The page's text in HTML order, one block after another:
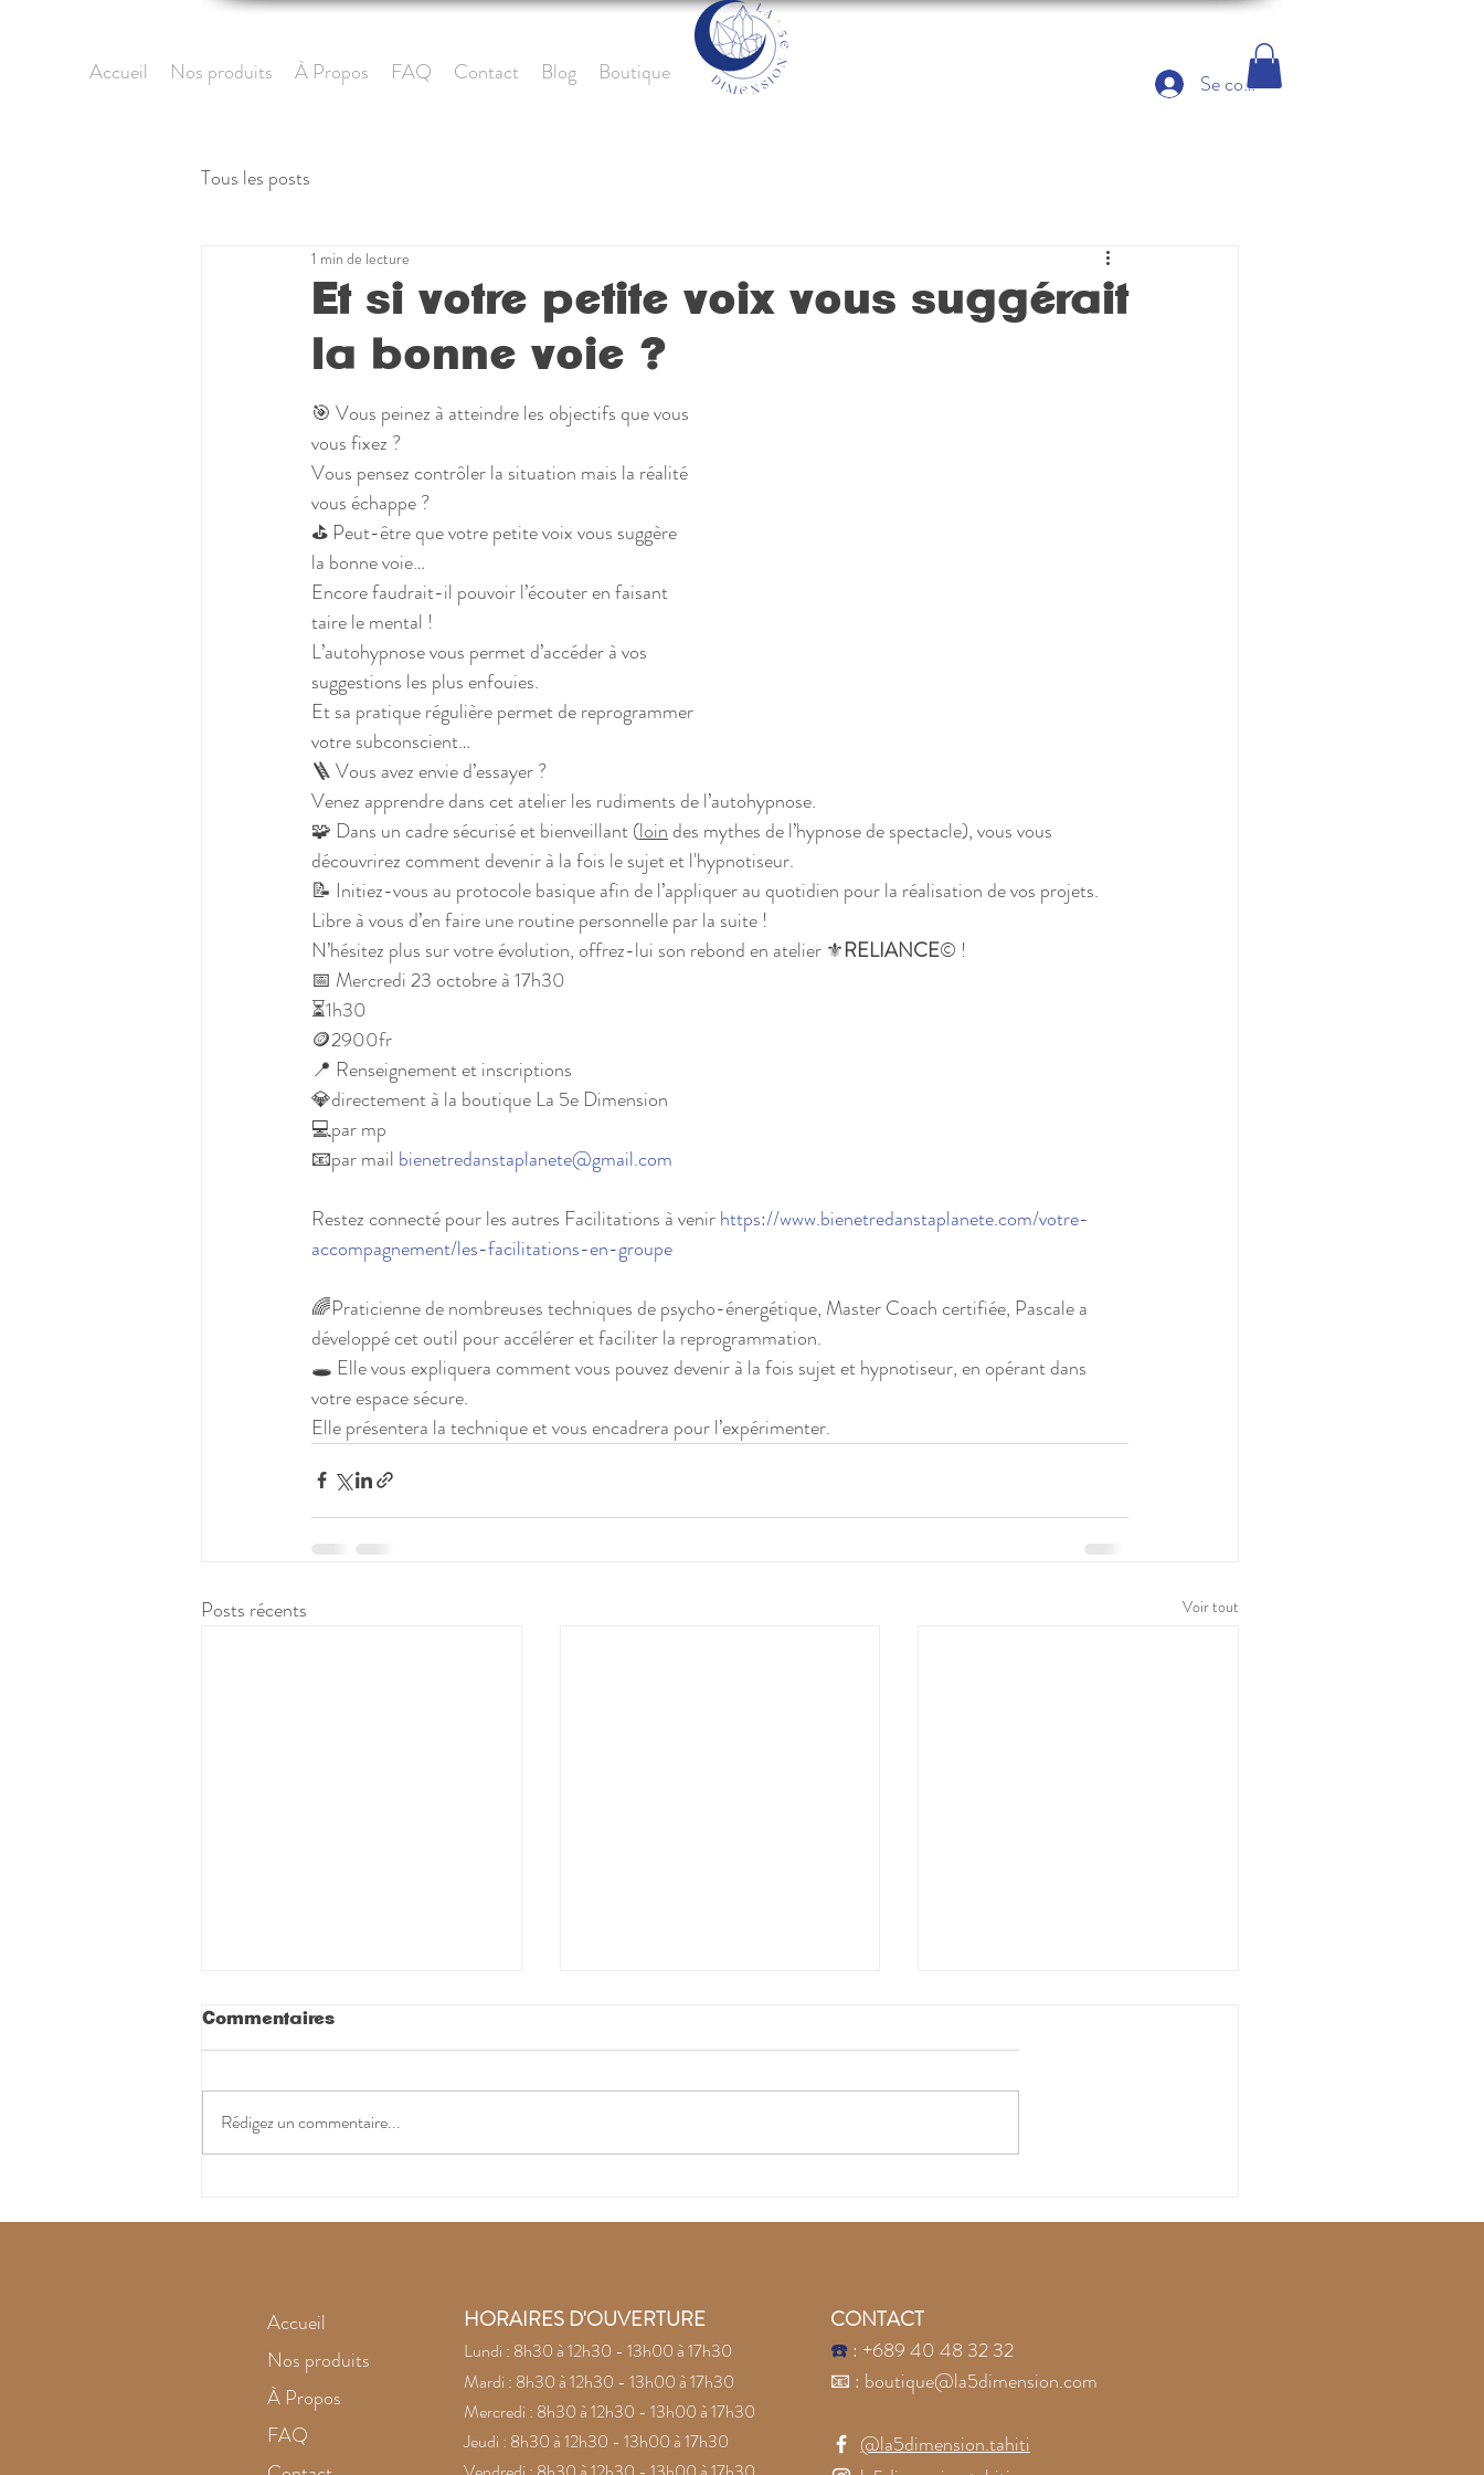
Accueil Nos produits À Propos FAQ Contact Blog Boutique Se connecter
Tous les posts
Et si votre petite voix vous suggérait
la bonne voie ?
1 min de lecture
🎯 Vous peinez à atteindre les objectifs que vous
vous fixez ?
Vous pensez contrôler la situation mais la réalité
vous échappe ?
⛳ Peut-être que votre petite voix vous suggère
la bonne voie…
Encore faudrait-il pouvoir l’écouter en faisant
taire le mental !
L’autohypnose vous permet d’accéder à vos
suggestions les plus enfouies.
Et sa pratique régulière permet de reprogrammer
votre subconscient…
🪜 Vous avez envie d’essayer ?
Venez apprendre dans cet atelier les rudiments de l’autohypnose.
🧩 Dans un cadre sécurisé et bienveillant (loin des mythes de l’hypnose de spectacle), vous vous
découvrirez comment devenir à la fois le sujet et l'hypnotiseur.
📝 Initiez-vous au protocole basique afin de l’appliquer au quotidien pour la réalisation de vos projets.
Libre à vous d’en faire une routine personnelle par la suite !
N’hésitez plus sur votre évolution, offrez-lui son rebond en atelier ⚜️RELIANCE© !
📅 Mercredi 23 octobre à 17h30
⏳1h30
🪙2900fr
📍 Renseignement et inscriptions
💎directement à la boutique La 5e Dimension
💻par mp
📧par mail bienetredanstaplanete@gmail.com
Restez connecté pour les autres Facilitations à venir https://www.bienetredanstaplanete.com/votre-
accompagnement/les-facilitations-en-groupe
🌈Praticienne de nombreuses techniques de psycho-énergétique, Master Coach certifiée, Pascale a
développé cet outil pour accélérer et faciliter la reprogrammation.
🕳 Elle vous expliquera comment vous pouvez devenir à la fois sujet et hypnotiseur, en opérant dans
votre espace sécure.
Elle présentera la technique et vous encadrera pour l’expérimenter.
Posts récents Voir tout
Commentaires
Rédigez un commentaire...
Accueil
Nos produits
À Propos
FAQ
HORAIRES D'OUVERTURE
Lundi : 8h30 à 12h30 - 13h00 à 17h30
Mardi : 8h30 à 12h30 - 13h00 à 17h30
Mercredi : 8h30 à 12h30 - 13h00 à 17h30
Jeudi : 8h30 à 12h30 - 13h00 à 17h30
CONTACT
☎️: +689 40 48 32 32
📧 : boutique@la5dimension.com
@la5dimension.tahiti